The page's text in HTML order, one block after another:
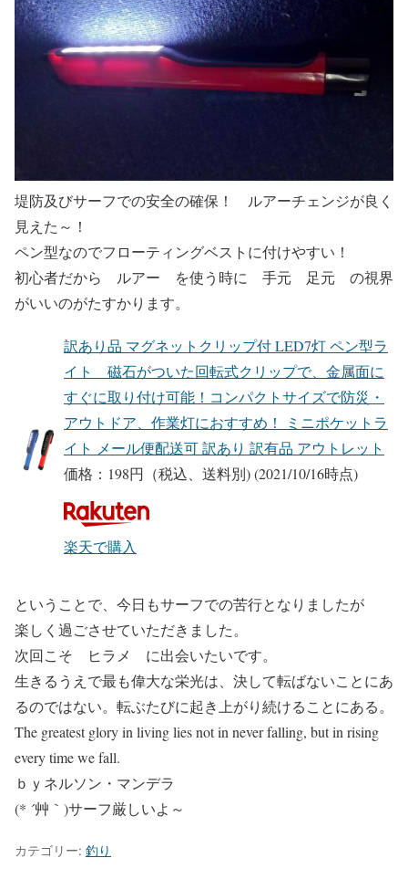
堤防及びサーフでの安全の確保！ ルアーチェンジが良く
見えた～！
ペン型なのでフローティングベストに付けやすい！
初心者だから ルアー を使う時に 手元 足元 の視界
がいいのがたすかります。
訳あり品 マグネットクリップ付 LED7灯 ペン型ラ
イト 磁石がついた回転式クリップで、金属面に
すぐに取り付け可能！コンパクトサイズで防災・
アウトドア、作業灯におすすめ！ ミニポケットラ
イト メール便配送可 訳あり 訳有品 アウトレット
価格：198円（税込、送料別)(2021/10/16時点)
楽天で購入
ということで、今日もサーフでの苦行となりましたが
楽しく過ごさせていただきました。
次回こそ
ヒラメ
に出会いたいです。
生きるうえで最も偉大な栄光は、決して転ばないことにあ
るのではない。転ぶたびに起き上がり続けることにある。
The greatest glory in living lies not in never falling, but in rising
every time we fall.
ｂｙネルソン・マンデラ
(* ´艸｀)サーフ厳しいよ～
カテゴリー: 釣り